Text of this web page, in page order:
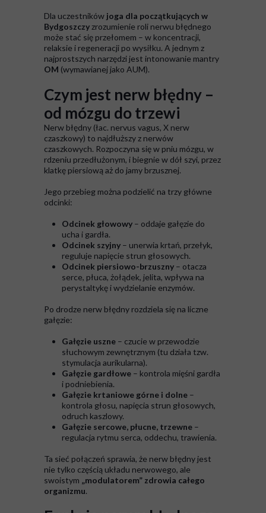
Dla uczestników joga dla początkujących w
Bydgoszczy zrozumienie roli nerwu błędnego
może stać się przełomem – w koncentracji,
relaksie i regeneracji po wysiłku. A jednym z
najprostszych narzędzi jest intonowanie mantry
OM (wymawianej jako AUM).
Czym jest nerw błędny –
od mózgu do trzewi
Nerw błędny (łac. nervus vagus, X nerw
czaszkowy) to najdłuższy z nerwów
czaszkowych. Rozpoczyna się w pniu mózgu, w
rdzeniu przedłużonym, i biegnie w dół szyi, przez
klatkę piersiową aż do jamy brzusznej.
Jego przebieg można podzielić na trzy główne
odcinki:
Odcinek głowowy – oddaje gałęzie do
ucha i gardła.
Odcinek szyjny – unerwia krtań, przełyk,
reguluje napięcie strun głosowych.
Odcinek piersiowo-brzuszny – otacza
serce, płuca, żołądek, jelita, wpływa na
perystaltykę i wydzielanie enzymów.
Po drodze nerw błędny rozdziela się na liczne
gałęzie:
Gałęzie uszne – czucie w przewodzie
słuchowym zewnętrznym (tu działa tzw.
stymulacja aurikularna).
Gałęzie gardłowe – kontrola mięśni gardła
i podniebienia.
Gałęzie krtaniowe górne i dolne –
kontrola głosu, napięcia strun głosowych,
odruch kaszlowy.
Gałęzie sercowe, płucne, trzewne –
regulacja rytmu serca, oddechu, trawienia.
Ta sieć połączeń sprawia, że nerw błędny jest
nie tylko częścią układu nerwowego, ale
swoistym „modulatorem” zdrowia całego
organizmu.